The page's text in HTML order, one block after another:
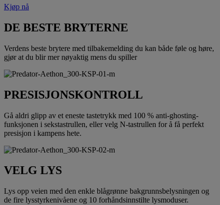
Kjøp nå
DE BESTE BRYTERNE
Verdens beste brytere med tilbakemelding du kan både føle og høre,
gjør at du blir mer nøyaktig mens du spiller
PRESISJONSKONTROLL
Gå aldri glipp av et eneste tastetrykk med 100 % anti-ghosting-
funksjonen i sekstastrullen, eller velg N-tastrullen for å få perfekt
presisjon i kampens hete.
VELG LYS
Lys opp veien med den enkle blågrønne bakgrunnsbelysningen og
de fire lysstyrkenivåene og 10 forhåndsinnstilte lysmoduser.